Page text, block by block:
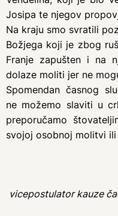
Josipa te njegov
Na kraju smo svratili
Božjega koji je zbog
Franje zapušten i na
dolaze moliti jer ne
Spomendan časnog
ne možemo slaviti u
preporučamo
svojoj osobnoj molitvi
vicepostulator kauze